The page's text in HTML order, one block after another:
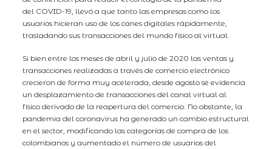
del COVID-19, llevó a que tanto las empresas como los
usuarios hicieran uso de los canes digitales rápidamente,
trasladando sus transacciones del mundo físico al virtual.
Si bien entre los meses de abril y julio de 2020 las ventas y
transacciones realizadas a través de comercio electrónico
crecieron de forma muy acelerada, desde agosto se evidencia
un desplazamiento de transacciones del canal virtual al
físico derivado de la reapertura del comercio. No obstante, la
pandemia del coronavirus ha generado un cambio estructural
en el sector, modificando las categorías de compra de los
colombianos y aumentado el número de usuarios del